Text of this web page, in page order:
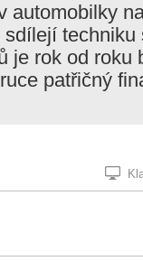
automobilky
sdílejí
je rok od roku
patřičný